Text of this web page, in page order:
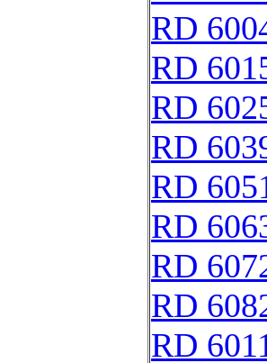
RD
RD
RD
RD
RD
RD
RD
RD
RD